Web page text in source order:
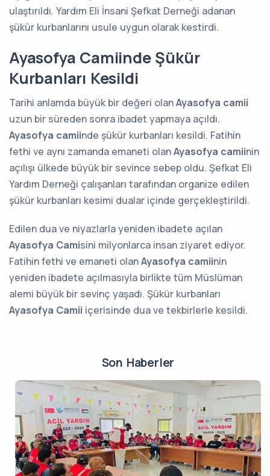
ulaştırıldı. Yardım Eli İnsani Şefkat Derneği adanan
şükür kurbanlarını usule uygun olarak kestirdi.
Ayasofya Camiinde Şükür
Kurbanları Kesildi
Tarihi anlamda büyük bir değeri olanAyasofya camii
uzun bir süreden sonra ibadet yapmaya açıldı.
Ayasofya camiinde şükür kurbanları kesildi. Fatihin
fethi ve aynı zamanda emaneti olanAyasofya camiinin
açılışı ülkede büyük bir sevince sebep oldu. Şefkat Eli
Yardım Derneği çalışanları tarafından organize edilen
şükür kurbanları kesimi dualar içinde gerçekleştirildi.
Edilen dua ve niyazlarla yeniden ibadete açılan
Ayasofya Camisini milyonlarca insan ziyaret ediyor.
Fatihin fethi ve emaneti olanAyasofya camiinin
yeniden ibadete açılmasıyla birlikte tüm Müslüman
alemi büyük bir sevinç yaşadı. Şükür kurbanları
Ayasofya Camii içerisinde dua ve tekbirlerle kesildi.
Son Haberler